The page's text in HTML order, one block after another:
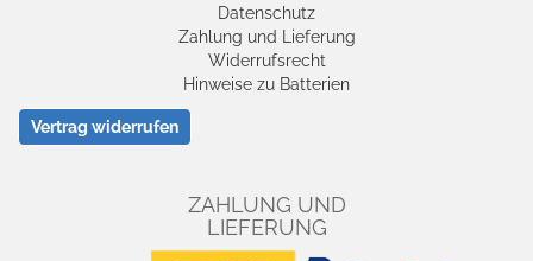
Datenschutz
Zahlung und Lieferung
Widerrufsrecht
Hinweise zu Batterien
Vertrag widerrufen
ZAHLUNG UND
LIEFERUNG